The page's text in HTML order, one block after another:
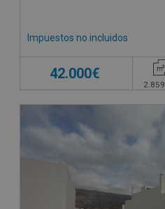
Impuestos no incluidos
42.000€
2.859
CONDICIONES ESPECIALES